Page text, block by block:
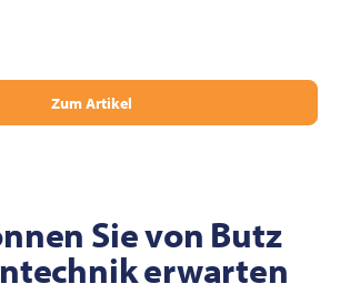
Zum Artikel
Sie von Butz
erwarten